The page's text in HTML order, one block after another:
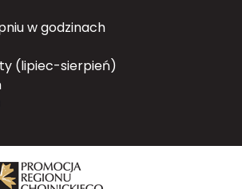
w godzinach
(lipiec-sierpień)